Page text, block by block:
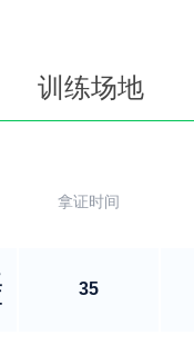
训练场地
拿证时间
35